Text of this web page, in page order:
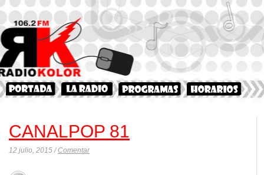
CANALPOP 81
12 julio, 2015 /Comentar